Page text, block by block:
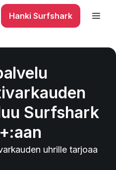
Hanki Surfshark
Surfshark
uhrille tarjoaa